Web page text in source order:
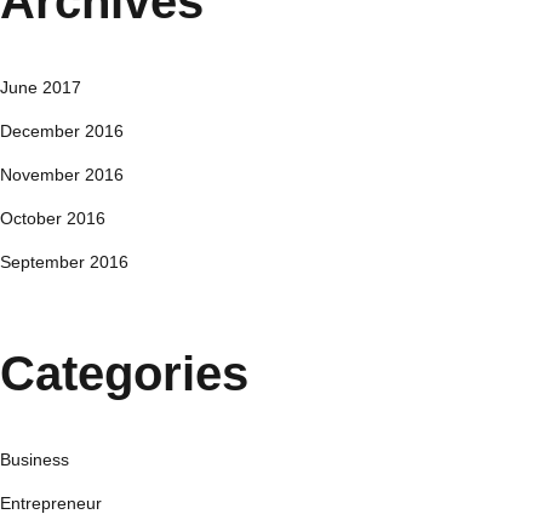
June 2017
December 2016
November 2016
October 2016
September 2016
Categories
Business
Entrepreneur